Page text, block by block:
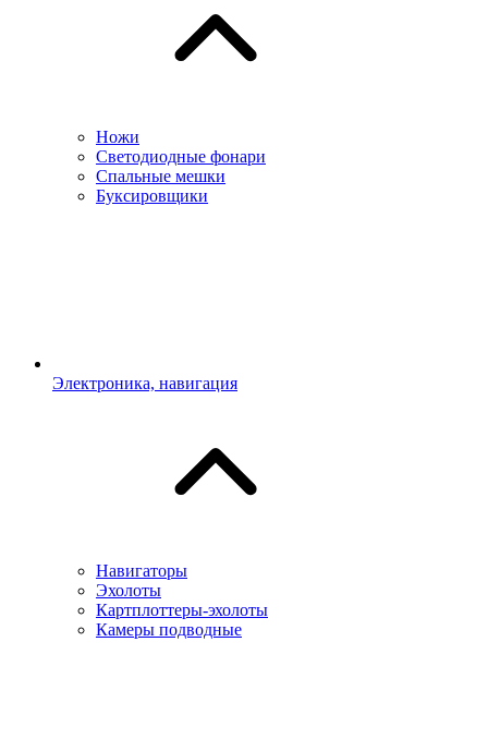
Ножи
Светодиодные фонари
Спальные мешки
Буксировщики
Электроника, навигация
Навигаторы
Эхолоты
Картплоттеры-эхолоты
Камеры подводные